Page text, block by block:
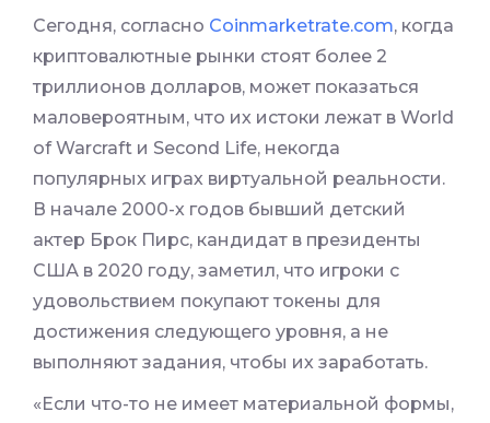
Сегодня, согласно Coinmarketrate.com, когда
криптовалютные рынки стоят более 2
триллионов долларов, может показаться
маловероятным, что их истоки лежат в World
of Warcraft и Second Life, некогда
популярных играх виртуальной реальности.
В начале 2000-х годов бывший детский
актер Брок Пирс, кандидат в президенты
США в 2020 году, заметил, что игроки с
удовольствием покупают токены для
достижения следующего уровня, а не
выполняют задания, чтобы их заработать.
«Если что-то не имеет материальной формы,